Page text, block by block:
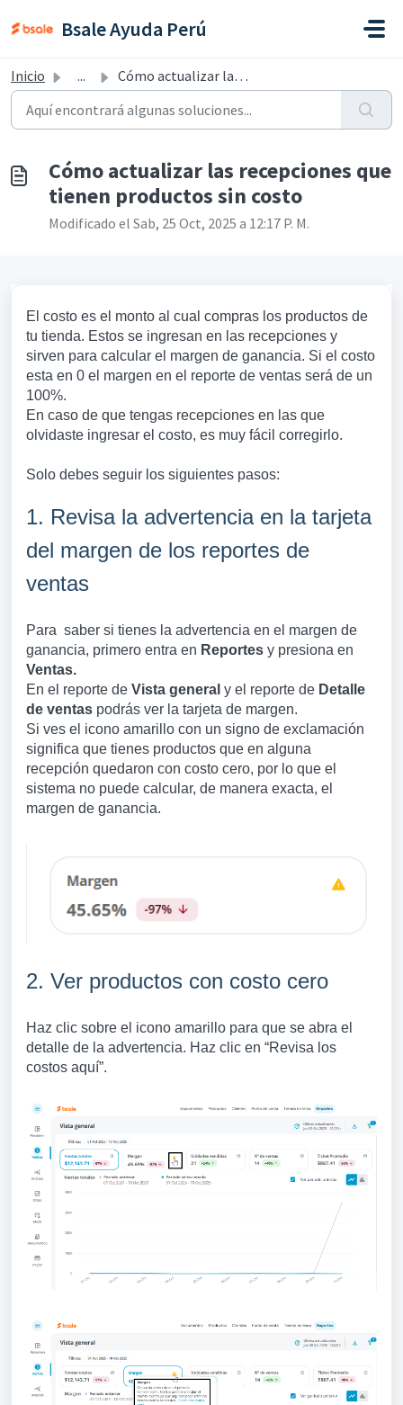
Bsale Ayuda Perú
Inicio ... Cómo actualizar las recepciones que tienen productos sin ...
Cómo actualizar las recepciones que
tienen productos sin costo
Modificado el Sab, 25 Oct, 2025 a 12:17 P. M.
El costo es el monto al cual compras los productos de
tu tienda. Estos se ingresan en las recepciones y
sirven para calcular el margen de ganancia. Si el costo
esta en 0 el margen en el reporte de ventas será de un
100%.
En caso de que tengas recepciones en las que
olvidaste ingresar el costo, es muy fácil corregirlo.
Solo debes seguir los siguientes pasos:
1. Revisa la advertencia en la tarjeta
del margen de los reportes de
ventas
Para saber si tienes la advertencia en el margen de
ganancia, primero entra en Reportes y presiona en
Ventas.
En el reporte de Vista general y el reporte de Detalle
de ventas podrás ver la tarjeta de margen.
Si ves el icono amarillo con un signo de exclamación
significa que tienes productos que en alguna
recepción quedaron con costo cero, por lo que el
sistema no puede calcular, de manera exacta, el
margen de ganancia.
2. Ver productos con costo cero
Haz clic sobre el icono amarillo para que se abra el
detalle de la advertencia. Haz clic en “Revisa los
costos aquí”.